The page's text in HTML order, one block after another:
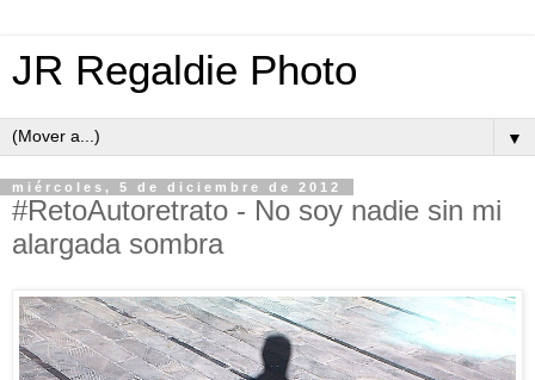
JR Regaldie Photo
▼
miércoles, 5 de diciembre de 2012
#RetoAutoretrato - No soy nadie sin mi
alargada sombra